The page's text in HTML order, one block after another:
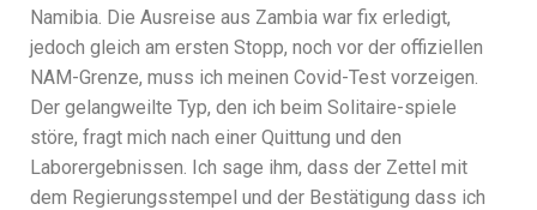
Namibia. Die Ausreise aus Zambia war fix erledigt,
jedoch gleich am ersten Stopp, noch vor der offiziellen
NAM-Grenze, muss ich meinen Covid-Test vorzeigen.
Der gelangweilte Typ, den ich beim Solitaire-spiele
störe, fragt mich nach einer Quittung und den
Laborergebnissen. Ich sage ihm, dass der Zettel mit
dem Regierungsstempel und der Bestätigung dass ich